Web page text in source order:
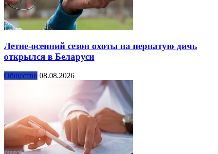
Летне-осенний сезон охоты на пернатую дичь
открылся в Беларуси
Общество 08.08.2026